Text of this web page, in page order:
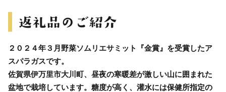
２０２４年３月野菜ソムリエサミット『金賞』を受賞したア
スパラガスです。
佐賀県伊万里市大川町、昼夜の寒暖差が激しい山に囲まれた
盆地で栽培しています。糖度が高く、灌水には保健所指定の